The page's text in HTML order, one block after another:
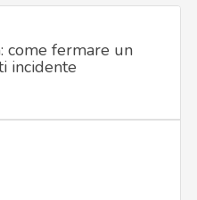
come fermare un
incidente